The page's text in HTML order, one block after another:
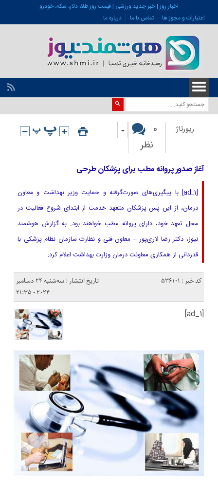
اخبار روز | خبر جدید ورزشی | قیمت روز طلا، دلار، سکه، خودرو
اعتبارات و مجوز ها
تماس با ما درباره ما
رپورتاژ
0
نظر
-
آغاز صدور پروانه مطب برای پزشکان طرحی
[ad_1] با پیگیری‌های صورت‌گرفته و حمایت وزیر بهداشت و معاون
درمان، از این پس پزشکان متعهد خدمت از ابتدای شروع فعالیت در
محل تعهد خود، دارای پروانه مطب خواهند بود. به گزارش هوشمند
نیوز، دکتر رضا لاری‌پور – معاون فنی و نظارت سازمان نظام پزشکی با
قدردانی از همکاری معاونت درمان وزارت بهداشت اعلام کرد:
کد خبر : 536101
تاریخ انتشار : سه‌شنبه 24 دسامبر
2024 - 21:35
[ad_1]